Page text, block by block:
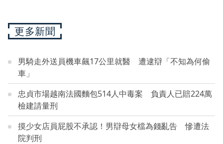
更多新聞
男騎走外送員機車飆17公里就醫 遭逮辯「不知為何偷
車」
忠貞市場越南法國麵包514人中毒案 負責人已賠224萬
檢建請量刑
摸少女店員屁股不承認！男辯母女檔為錢亂告 慘遭法
院判刑